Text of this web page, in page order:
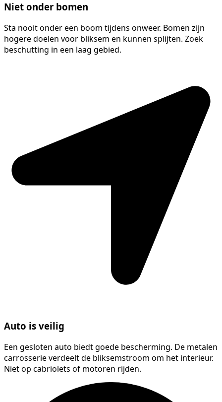
Niet onder bomen
Sta nooit onder een boom tijdens onweer. Bomen zijn
hogere doelen voor bliksem en kunnen splijten. Zoek
beschutting in een laag gebied.
Auto is veilig
Een gesloten auto biedt goede bescherming. De metalen
carrosserie verdeelt de bliksemstroom om het interieur.
Niet op cabriolets of motoren rijden.